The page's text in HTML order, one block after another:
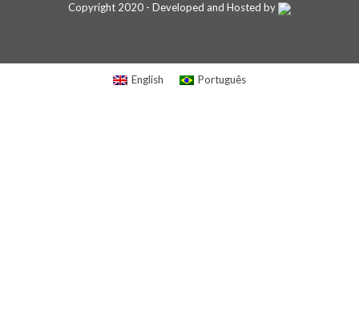
Copyright 2020 - Developed and Hosted by
English Português